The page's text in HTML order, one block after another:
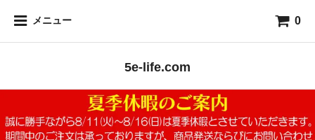
メニュー 0
5e-life.com